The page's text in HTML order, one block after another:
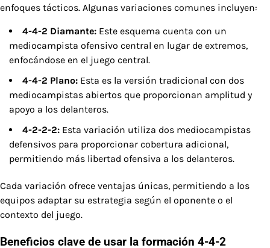
enfoques tácticos. Algunas variaciones comunes incluyen:
4-4-2 Diamante: Este esquema cuenta con un
mediocampista ofensivo central en lugar de extremos,
enfocándose en el juego central.
4-4-2 Plano: Esta es la versión tradicional con dos
mediocampistas abiertos que proporcionan amplitud y
apoyo a los delanteros.
4-2-2-2: Esta variación utiliza dos mediocampistas
defensivos para proporcionar cobertura adicional,
permitiendo más libertad ofensiva a los delanteros.
Cada variación ofrece ventajas únicas, permitiendo a los
equipos adaptar su estrategia según el oponente o el
contexto del juego.
Beneficios clave de usar la formación 4-4-2